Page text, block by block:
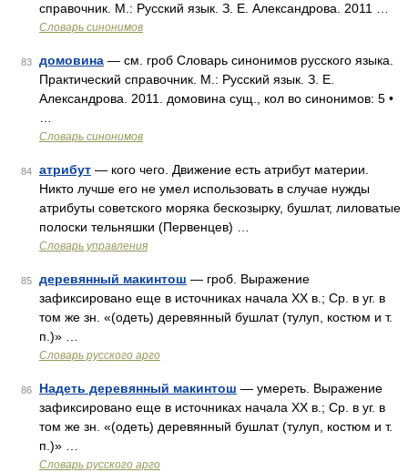
справочник. М.: Русский язык. З. Е. Александрова. 2011 …
Словарь синонимов
83 домовина — см. гроб Словарь синонимов русского языка.
Практический справочник. М.: Русский язык. З. Е.
Александрова. 2011. домовина сущ., кол во синонимов: 5 •
Словарь синонимов
84 атрибут — кого чего. Движение есть атрибут материи.
Никто лучше его не умел использовать в случае нужды
атрибуты советского моряка бескозырку, бушлат, лиловатые
полоски тельняшки (Первенцев) …
Словарь управления
85 деревянный макинтош — гроб. Выражение
зафиксировано еще в источниках начала ХХ в.; Ср. в уг. в
том же зн. «(одеть) деревянный бушлат (тулуп, костюм и т.
п.)» …
Словарь русского арго
86 Надеть деревянный макинтош — умереть. Выражение
зафиксировано еще в источниках начала ХХ в.; Ср. в уг. в
том же зн. «(одеть) деревянный бушлат (тулуп, костюм и т.
п.)» …
Словарь русского арго